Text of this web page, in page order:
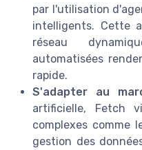
par l'utilisation
intelligents. Cette
réseau
automatisées
rapide.
S'adapter au
artificielle, Fetch
complexes comme
gestion des